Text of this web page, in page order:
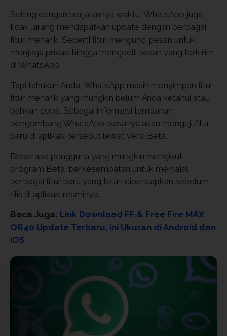
Seiring dengan berjalannya waktu, WhatsApp juga
tidak jarang mendapatkan update dengan berbagai
fitur menarik. Seperti fitur mengunci pesan untuk
menjaga privasi hingga mengedit pesan yang terkirim
di WhatsApp.
Tapi tahukah Anda, WhatsApp masih menyimpan fitur-
fitur menarik yang mungkin belum Anda ketahui atau
bahkan coba. Sebagai informasi tambahan,
pengembang WhatsApp biasanya akan menguji fitur
baru di aplikasi tersebut lewat versi Beta.
Beberapa pengguna yang mungkin mengikuti
program Beta, berkesempatan untuk menjajal
berbagai fitur baru yang telah dipersiapkan sebelum
rilis di aplikasi resminya.
Baca Juga: Link Download FF & Free Fire MAX
OB40 Update Terbaru, ini Ukuran di Android dan
iOS